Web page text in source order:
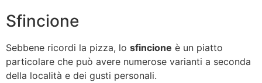
Sfincione
Sebbene ricordi la pizza, lo sfincione è un piatto
particolare che può avere numerose varianti a seconda
della località e dei gusti personali.